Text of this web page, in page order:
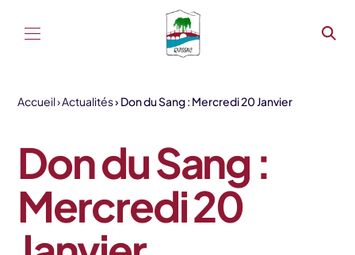
Accueil Actualités Don du Sang : Mercredi 20 Janvier
Don du Sang :
Mercredi 20